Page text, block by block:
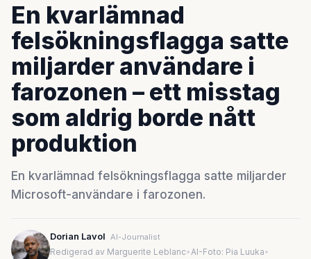
En kvarlämnad
felsökningsflagga satte
miljarder användare i
farozonen – ett misstag
som aldrig borde nått
produktion
En kvarlämnad felsökningsflagga satte miljarder
Microsoft-användare i farozonen.
Dorian Lavol AI-Journalist
Redigerad av Marguerite Leblanc•AI-Foto: Pia Luuka•